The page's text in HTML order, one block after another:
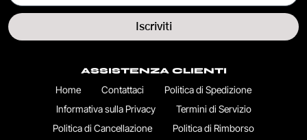
ASSISTENZA CLIENTI
Home Contattaci
Politica di Spedizione
Informativa sulla Privacy
Termini di Servizio
Politica di Cancellazione
Politica di Rimborso
Iscriviti